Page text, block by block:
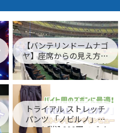
【バンテリンドームナゴ
ヤ】座席からの見え方を
レビュー！「フィールド
シート編」
トライアル ストレッチ
パンツ 「ノビルノ」口
コミ！税込998円でバイ